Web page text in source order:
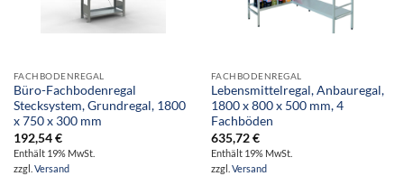
FACHBODENREGAL
Büro-Fachbodenregal
Stecksystem, Grundregal, 1800
x 750 x 300 mm
192,54€
Enthält 19% MwSt.
zzgl. Versand
FACHBODENREGAL
Lebensmittelregal, Anbauregal,
1800 x 800 x 500 mm, 4
Fachböden
635,72€
Enthält 19% MwSt.
zzgl. Versand